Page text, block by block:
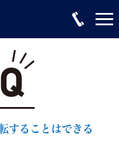
することはできる